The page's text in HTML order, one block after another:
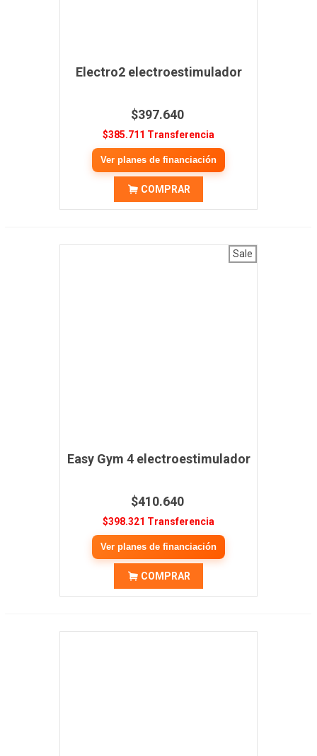
Electro2 electroestimulador
$397.640
$385.711 Transferencia
Ver planes de financiación
COMPRAR
Sale
Easy Gym 4 electroestimulador
$410.640
$398.321 Transferencia
Ver planes de financiación
COMPRAR